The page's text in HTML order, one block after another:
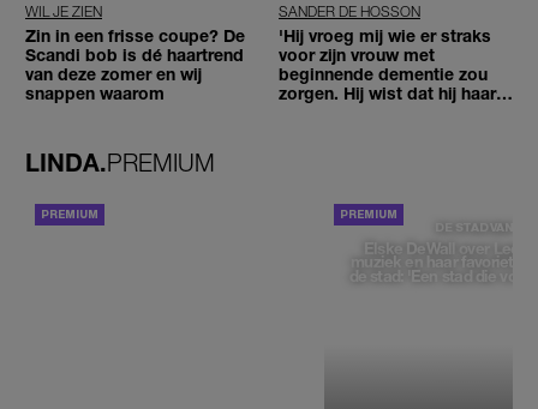
WIL JE ZIEN
Zin in een frisse coupe? De
Scandi bob is dé haartrend
van deze zomer en wij
snappen waarom
SANDER DE HOSSON
'Hij vroeg mij wie er straks
voor zijn vrouw met
beginnende dementie zou
zorgen. Hij wist dat hij haar
LINDA.PREMIUM
DE STAD VAN
Elske DeWall over
muziek en haar favoriete
de stad: 'Een stad die